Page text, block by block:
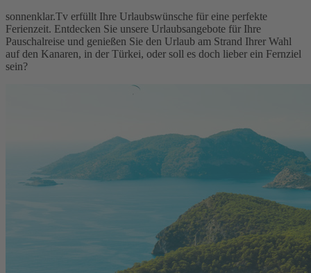
sonnenklar.Tv erfüllt Ihre Urlaubswünsche für eine perfekte
Ferienzeit. Entdecken Sie unsere Urlaubsangebote für Ihre
Pauschalreise und genießen Sie den Urlaub am Strand Ihrer Wahl
auf den Kanaren, in der Türkei, oder soll es doch lieber ein Fernziel
sein?